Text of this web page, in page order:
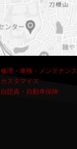
修理・車検・メンテナンス
カスタマイズ
自賠責・自動車保険